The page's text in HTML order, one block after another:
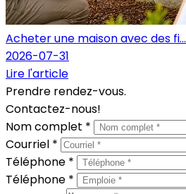
Acheter une maison avec des fi...
2026-07-31
Lire l'article
Prendre rendez-vous.
Contactez-nous!
Nom complet *
Courriel *
Téléphone *
Téléphone *